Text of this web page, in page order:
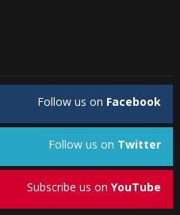
Follow us on Facebook
Follow us on Twitter
Subscribe us onYouTube